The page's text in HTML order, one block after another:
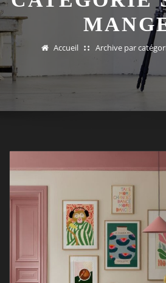
Accueil Archive par